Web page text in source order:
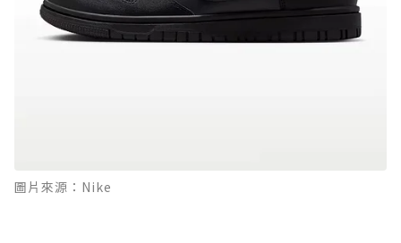
圖片來源：Nike